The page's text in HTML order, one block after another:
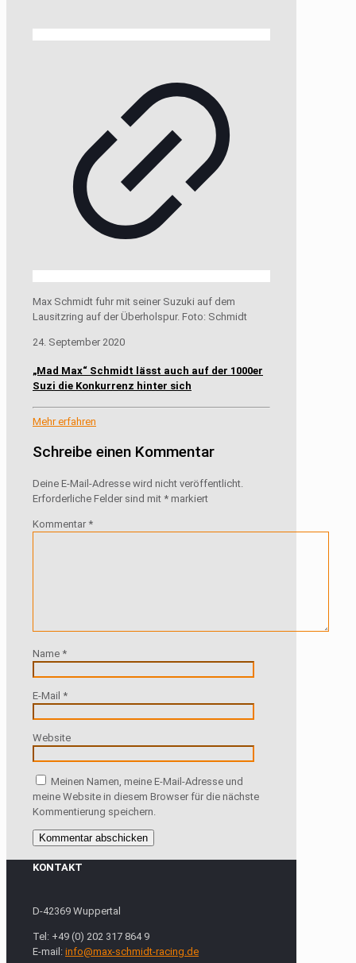
Max Schmidt fuhr mit seiner Suzuki auf dem
Lausitzring auf der Überholspur. Foto: Schmidt
24. September 2020
„Mad Max“ Schmidt lässt auch auf der 1000er
Suzi die Konkurrenz hinter sich
Mehr erfahren
Schreibe einen Kommentar
Deine E-Mail-Adresse wird nicht veröffentlicht.
Erforderliche Felder sind mit * markiert
Kommentar *
Name *
E-Mail *
Website
Meinen Namen, meine E-Mail-Adresse und
meine Website in diesem Browser für die nächste
Kommentierung speichern.
KONTAKT
D-42369 Wuppertal
Tel: +49 (0) 202 317 864 9
E-mail: info@max-schmidt-racing.de